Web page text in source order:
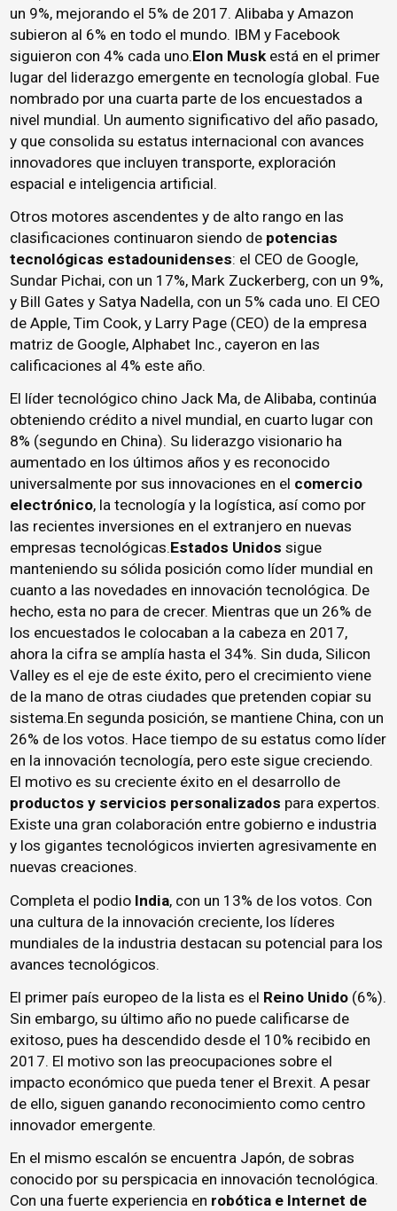
un 9%, mejorando el 5% de 2017. Alibaba y Amazon
subieron al 6% en todo el mundo. IBM y Facebook
siguieron con 4% cada uno.Elon Musk está en el primer
lugar del liderazgo emergente en tecnología global. Fue
nombrado por una cuarta parte de los encuestados a
nivel mundial. Un aumento significativo del año pasado,
y que consolida su estatus internacional con avances
innovadores que incluyen transporte, exploración
espacial e inteligencia artificial.
Otros motores ascendentes y de alto rango en las
clasificaciones continuaron siendo de potencias
tecnológicas estadounidenses: el CEO de Google,
Sundar Pichai, con un 17%, Mark Zuckerberg, con un 9%,
y Bill Gates y Satya Nadella, con un 5% cada uno. El CEO
de Apple, Tim Cook, y Larry Page (CEO) de la empresa
matriz de Google, Alphabet Inc., cayeron en las
calificaciones al 4% este año.
El líder tecnológico chino Jack Ma, de Alibaba, continúa
obteniendo crédito a nivel mundial, en cuarto lugar con
8% (segundo en China). Su liderazgo visionario ha
aumentado en los últimos años y es reconocido
universalmente por sus innovaciones en el comercio
electrónico, la tecnología y la logística, así como por
las recientes inversiones en el extranjero en nuevas
empresas tecnológicas.Estados Unidossigue
manteniendo su sólida posición como líder mundial en
cuanto a las novedades en innovación tecnológica. De
hecho, esta no para de crecer. Mientras que un 26% de
los encuestados le colocaban a la cabeza en 2017,
ahora la cifra se amplía hasta el 34%. Sin duda, Silicon
Valley es el eje de este éxito, pero el crecimiento viene
de la mano de otras ciudades que pretenden copiar su
sistema.En segunda posición, se mantiene China, con un
26% de los votos. Hace tiempo de su estatus como líder
en la innovación tecnología, pero este sigue creciendo.
El motivo es su creciente éxito en el desarrollo de
productos y servicios personalizados para expertos.
Existe una gran colaboración entre gobierno e industria
y los gigantes tecnológicos invierten agresivamente en
nuevas creaciones.
Completa el podio India, con un 13% de los votos. Con
una cultura de la innovación creciente, los líderes
mundiales de la industria destacan su potencial para los
avances tecnológicos.
El primer país europeo de la lista es el Reino Unido (6%).
Sin embargo, su último año no puede calificarse de
exitoso, pues ha descendido desde el 10% recibido en
2017. El motivo son las preocupaciones sobre el
impacto económico que pueda tener el Brexit. A pesar
de ello, siguen ganando reconocimiento como centro
innovador emergente.
En el mismo escalón se encuentra Japón, de sobras
conocido por su perspicacia en innovación tecnológica.
Con una fuerte experiencia en robótica e Internet de